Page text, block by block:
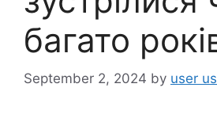
багато
September 2, 2024 by user